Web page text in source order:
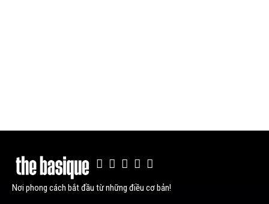
Nơi phong cách bắt đầu từ những điều cơ bản!